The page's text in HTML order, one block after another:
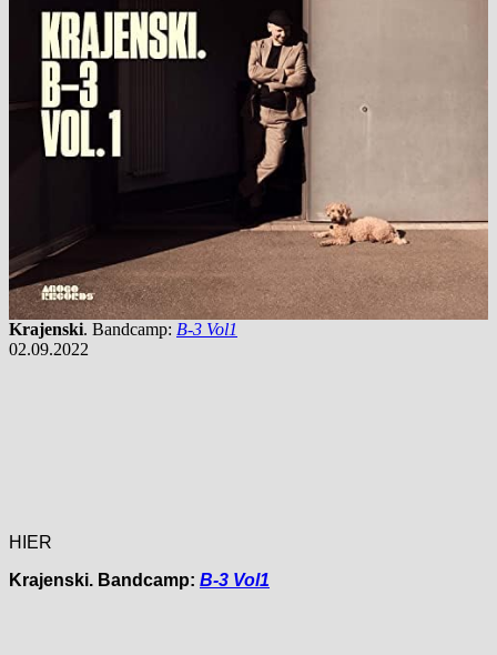
Krajenski. Bandcamp: B-3 Vol1
02.09.2022
HIER
Krajenski. Bandcamp: B-3 Vol1